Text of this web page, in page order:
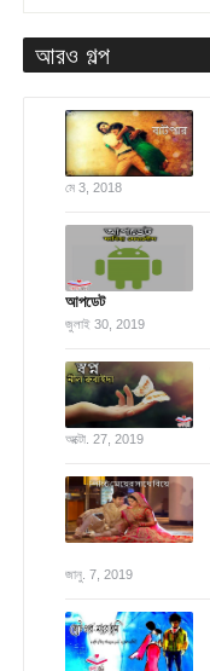
আরও গল্প
মে 3, 2018
আপডেট
জুলাই 30, 2019
অক্টো. 27, 2019
জানু. 7, 2019